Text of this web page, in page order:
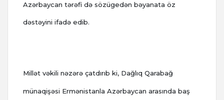
Azərbaycan tərəfi də sözügedən bəyanata öz
dəstəyini ifadə edib.
Millət vəkili nəzərə çatdırıb ki, Dağlıq Qarabağ
münaqişəsi Ermənistanla Azərbaycan arasında baş